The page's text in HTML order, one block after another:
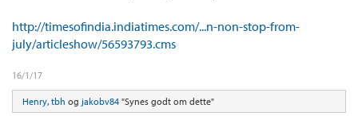
http://timesofindia.indiatimes.com/...n-non-stop-from-
july/articleshow/56593793.cms
16/1/17
Henry, tbh og jakobv84 "Synes godt om dette"